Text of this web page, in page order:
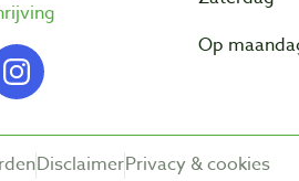
Op
DisclaimerPrivacy & cookies